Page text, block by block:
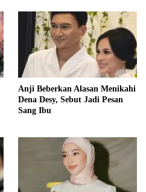
Anji Beberkan Alasan Menikahi
Dena Desy, Sebut Jadi Pesan
Sang Ibu